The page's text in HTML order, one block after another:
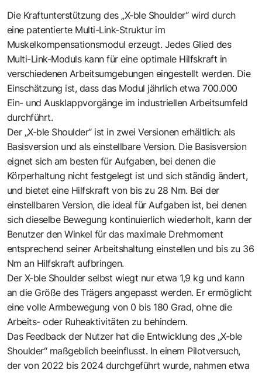
Die Kraftunterstützung des „X-ble Shoulder“ wird durch
eine patentierte Multi-Link-Struktur im
Muskelkompensationsmodul erzeugt. Jedes Glied des
Multi-Link-Moduls kann für eine optimale Hilfskraft in
verschiedenen Arbeitsumgebungen eingestellt werden. Die
Einschätzung ist, dass das Modul jährlich etwa 700.000
Ein- und Ausklappvorgänge im industriellen Arbeitsumfeld
durchführt.
Der „X-ble Shoulder“ ist in zwei Versionen erhältlich: als
Basisversion und als einstellbare Version. Die Basisversion
eignet sich am besten für Aufgaben, bei denen die
Körperhaltung nicht festgelegt ist und sich ständig ändert,
und bietet eine Hilfskraft von bis zu 28 Nm. Bei der
einstellbaren Version, die ideal für Aufgaben ist, bei denen
sich dieselbe Bewegung kontinuierlich wiederholt, kann der
Benutzer den Winkel für das maximale Drehmoment
entsprechend seiner Arbeitshaltung einstellen und bis zu 36
Nm an Hilfskraft aufbringen.
Der X-ble Shoulder selbst wiegt nur etwa 1,9 kg und kann
an die Größe des Trägers angepasst werden. Er ermöglicht
eine volle Armbewegung von 0 bis 180 Grad, ohne die
Arbeits- oder Ruheaktivitäten zu behindern.
Das Feedback der Nutzer hat die Entwicklung des „X-ble
Shoulder“ maßgeblich beeinflusst. In einem Pilotversuch,
der von 2022 bis 2024 durchgeführt wurde, nahmen etwa